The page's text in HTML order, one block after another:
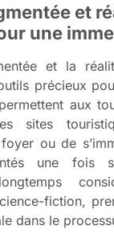
et
une
et la
précieux
aux
sites
ou de
une fois
fiction,
dans le